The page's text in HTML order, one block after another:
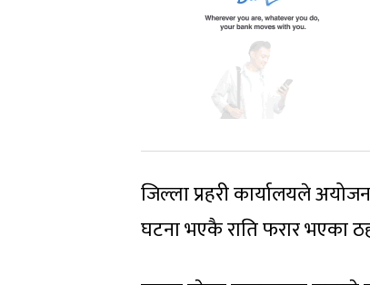
जिल्ला प्रहरी कार्यालयले
घटना भएकै राति फरार भएका